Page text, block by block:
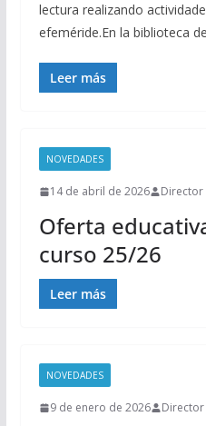
lectura realizando
efeméride.En la biblioteca
Leer más
NOVEDADES
14 de abril de 2026 Director
Oferta
curso 25/26
Leer más
NOVEDADES
9 de enero de 2026 Director